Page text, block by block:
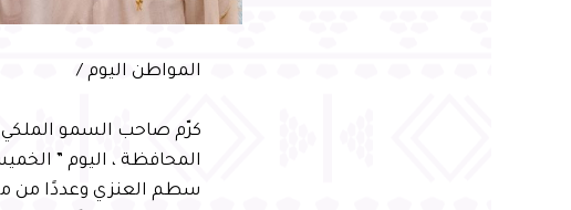
المواطن اليوم /
كرّم صاحب السمو الملكي
المحافظة ، اليوم ”
سطم العنزي وعددًا من